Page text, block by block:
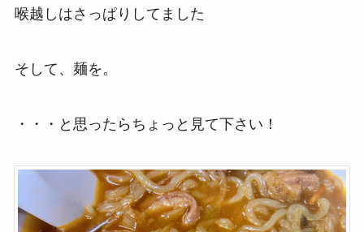
喉越しはさっぱりしてました
そして、麺を。
・・・と思ったらちょっと見て下さい！